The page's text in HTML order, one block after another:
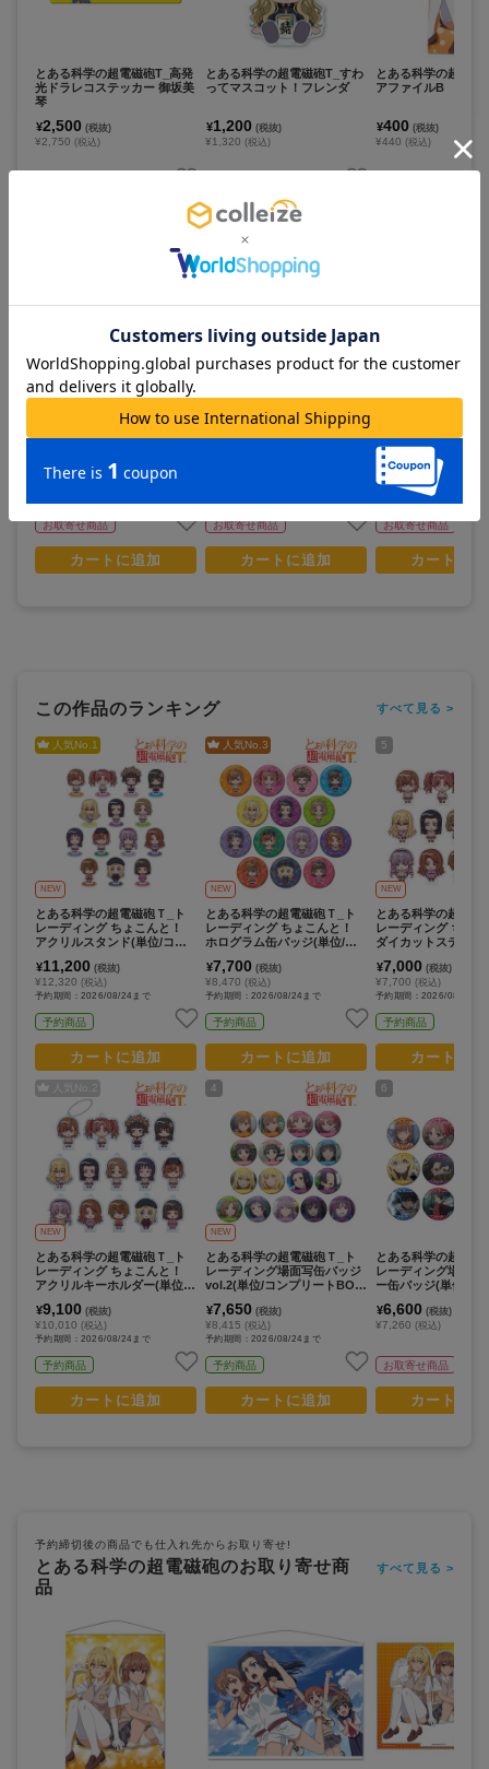
とある科学の超電磁砲T_高発
光ドラレコステッカー 御坂美
琴
¥2,500 (税抜)
¥2,750 (税込)
とある科学の超電磁砲T_アク
1,650 (税抜)
お取寄せ商品
カートに追加
とある科学の超電磁砲T_すわ
ってマスコット！フレンダ
¥1,200 (税抜)
¥1,320 (税込)
カートに追加
とある科学の超電磁砲T_アク
リルスタンド10/食蜂操祈 レ
お取寄せ商品
カートに追加
とある科学の超電磁
アファイルB
¥400 (税抜)
¥440 (税込)
¥1,200 (税抜)
¥1,320(税込)
お取寄せ商品
カートに
この作品のランキング すべて見る >
人気No.1
NEW
とある科学の超電磁砲Ｔ_ト
レーディング ちょこんと！
アクリルスタンド(単位/コン
¥11,200 (税抜)
¥12,320 (税込)
予約期間：2026/08/24まで
予約商品
カートに追加
人気No. 2
NEW
とある科学の超電磁砲Ｔ_ト
レーディング ちょこんと！
アクリルキーホルダー(単位/
入り)
¥9,100 (税抜)
¥10,010 (税込)
予約期間：2026/08/24まで
予約商品
カートに追加
人気No.3
NEW
とある科学の超電磁砲Ｔ_ト
レーディング ちょこんと！
ホログラム缶バッジ(単位/コ
り)
¥7,700 (税抜)
¥8,470 (税込)
予約期間：2026/08/24まで
予約商品
カートに追加
4
NEW
とある科学の超電磁砲Ｔ_ト
レーディング場面写缶バッジ
vol.2(単位/コンプリートBOX/
¥7,650 (税抜)
¥8,415 (税込)
予約期間：2026/08/24まで
予約商品
カートに追加
5
NEW
とある科学の超電磁
レーディング ちょ
ダイカットステッカ
入り)
¥7,000 (税抜)
¥7,700 (税込)
予約期間：2026/08/24ま
予約商品
カートに
6
とある科学の超電磁
レーディング場面写
ー缶バッジ(単位/コ
¥6,600 (税抜)
¥7,260 (税込)
お取寄せ商品
カートに
予約締切後の商品でも仕入れ先からお取り寄せ!
とある科学の超電磁砲のお取り寄せ商
品
すべて見る >